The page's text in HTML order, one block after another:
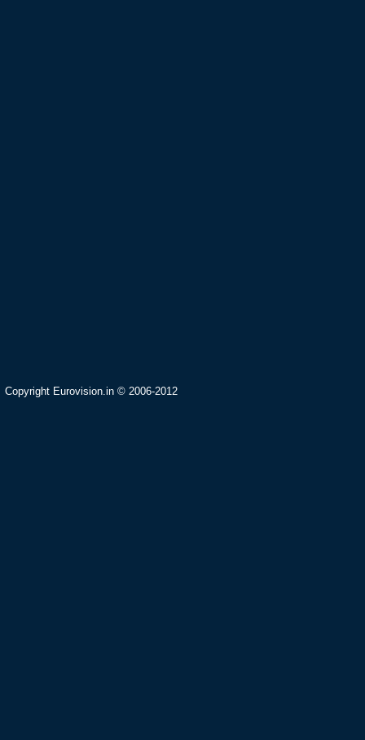
Copyright Eurovision.in © 2006-2012